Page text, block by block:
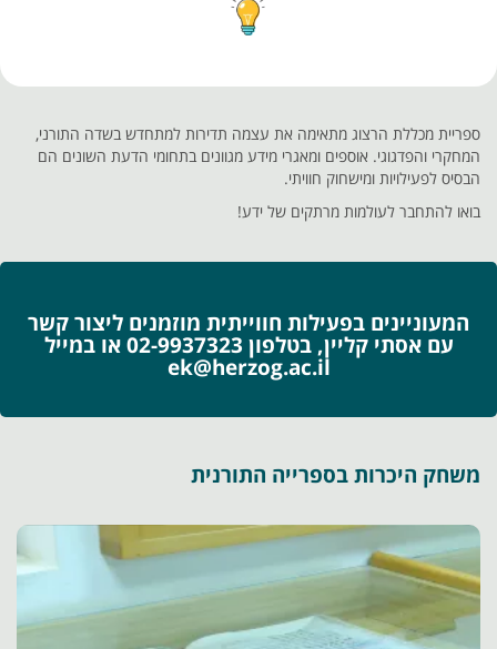
ספריית מכללת הרצוג מתאימה את עצמה תדירות למתחדש בשדה התורני,
המחקרי והפדגוגי. אוספים ומאגרי מידע מגוונים בתחומי הדעת השונים הם
הבסיס לפעילויות ומישחוק חוויתי.
בואו להתחבר לעולמות מרתקים של ידע!
המעוניינים בפעילות חווייתית מוזמנים ליצור קשר
עם אסתי קליין, בטלפון 02-9937323 או במייל
ek@herzog.ac.il
משחק היכרות בספרייה התורנית